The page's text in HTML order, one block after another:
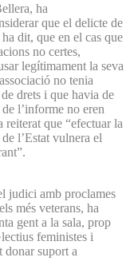
ha
que el delicte de
dit, que en el cas que
no certes,
legítimament la seva
no tenia
drets i que havia de
l’informe no eren
reiterat que “efectuar la
l’Estat vulnera el
judici amb proclames
més veterans, ha
gent a la sala, prop
feministes i
donar suport a